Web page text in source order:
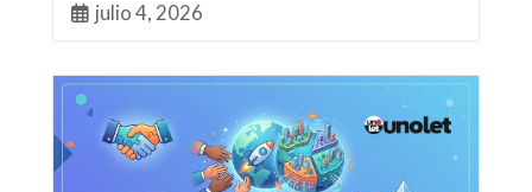
julio 4, 2026